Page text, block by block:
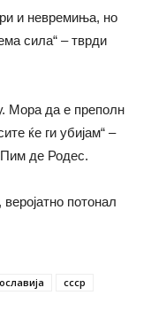
и невремиња, но
сила“ – тврди
Мора да е преполн
ќе ги убијам“ –
де Родес.
потонал
ссср